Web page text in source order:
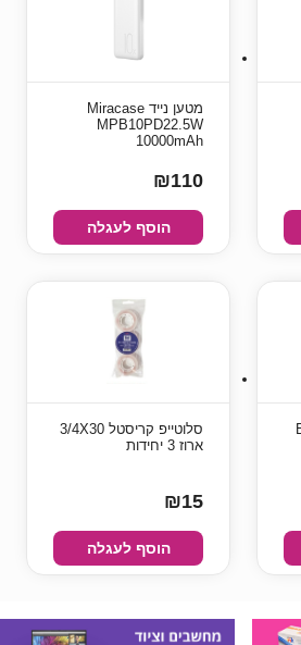
מטען נייד Miracase
MPB10PD22.5W
10000mAh
₪110
הוסף לעגלה
סלוטייפ קריסטל 3/4X30
ארוז 3 יחידות
₪15
הוסף לעגלה